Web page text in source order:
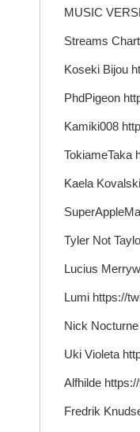
MUSIC
Streams
Koseki Bijou
PhdPigeon
Kamiki008
TokiameTaka
Kaela
Tyler Not
Lucius
Lumi https://
Nick
Uki Violeta
Alfhilde
Fredrik